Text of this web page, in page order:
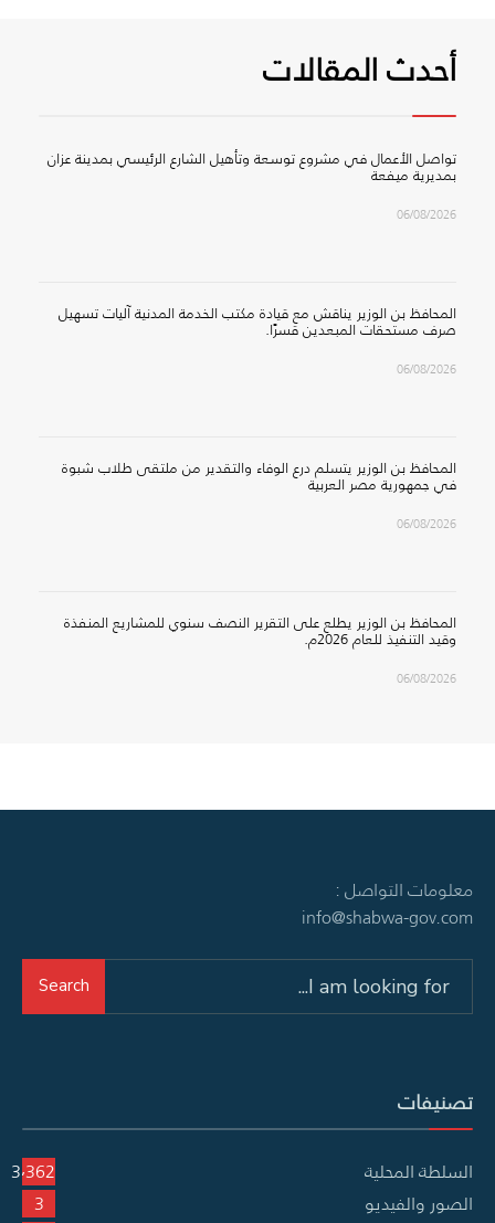
أحدث المقالات
تواصل الأعمال في مشروع توسعة وتأهيل الشارع الرئيسي بمدينة عزان
بمديرية ميفعة
06/08/2026
المحافظ بن الوزير يناقش مع قيادة مكتب الخدمة المدنية آليات تسهيل
صرف مستحقات المبعدين قسرًا.
06/08/2026
المحافظ بن الوزير يتسلم درع الوفاء والتقدير من ملتقى طلاب شبوة
في جمهورية مصر العربية
06/08/2026
المحافظ بن الوزير يطلع على التقرير النصف سنوي للمشاريع المنفذة
وقيد التنفيذ للعام 2026م.
06/08/2026
معلومات التواصل :
info@shabwa-gov.com
Search
تصنيفات
السلطة المحلية
3٬362
الصور والفيديو
3